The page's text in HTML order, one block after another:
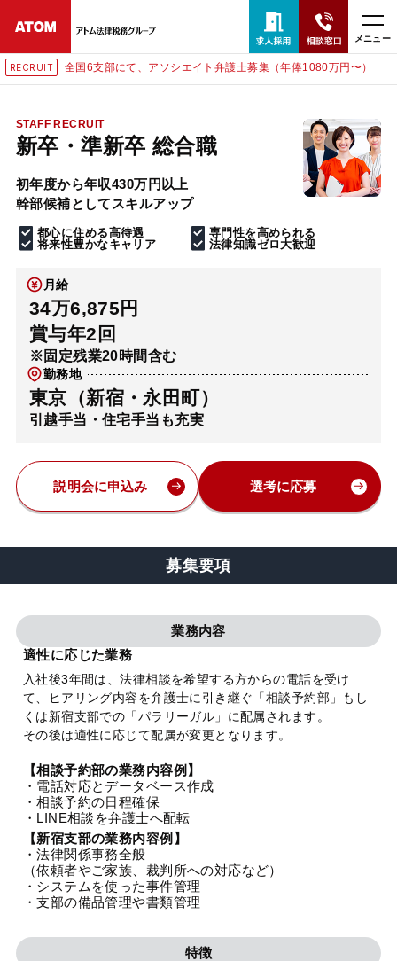
メニュー
RECRUIT 全国6支部にて、アソシエイト弁護士募集（年俸1080万円〜）
STAFF RECRUIT
新卒・準新卒 総合職
初年度から年収430万円以上
幹部候補としてスキルアップ
都心に住める高待遇
専門性を高められる
将来性豊かなキャリア
法律知識ゼロ大歓迎
月給
34万6,875円
賞与年2回
※固定残業20時間含む
勤務地
東京（新宿・永田町）
引越手当・住宅手当も充実
説明会に申込み 選考に応募
募集要項
業務内容
適性に応じた業務
入社後3年間は、法律相談を希望する方からの電話を受け
て、ヒアリング内容を弁護士に引き継ぐ「相談予約部」もし
くは新宿支部での「パラリーガル」に配属されます。
その後は適性に応じて配属が変更となります。
【相談予約部の業務内容例】
・電話対応とデータベース作成
・相談予約の日程確保
・LINE相談を弁護士へ配転
【新宿支部の業務内容例】
・法律関係事務全般
（依頼者やご家族、裁判所への対応など）
・システムを使った事件管理
・支部の備品管理や書類管理
特徴
24時間365日全国対応
無料相談窓口はこちら
電話・LINE・メールで相談予約受付中
ホーム
解決実績
アクセス
弁護士・税理士
お知らせ
特設サイト
法人グループ
プライバシーポリシー 利用規約 内部通報
TikTok受賞 定義集